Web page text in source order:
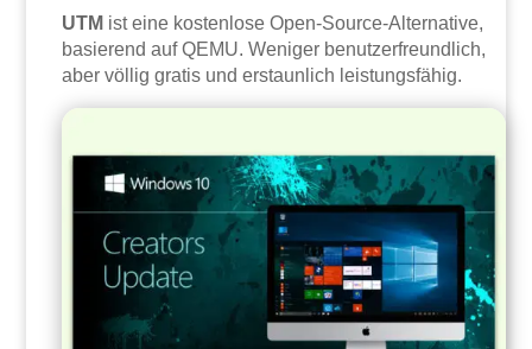
UTM ist eine kostenlose Open-Source-Alternative,
basierend auf QEMU. Weniger benutzerfreundlich,
aber völlig gratis und erstaunlich leistungsfähig.